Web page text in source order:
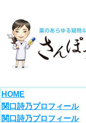
HOME
関口詩乃プロフィール
関口詩乃プロフィール